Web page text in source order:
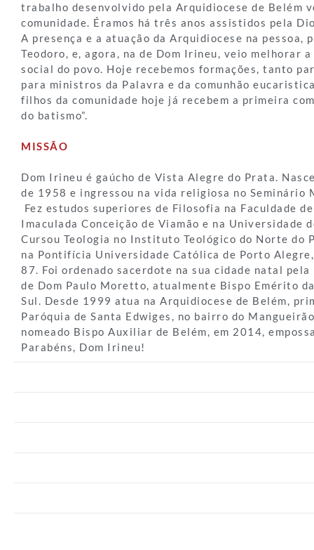
trabalho desenvolvido pela Arquidiocese de Belém
comunidade. Éramos há três anos assistidos pela
A presença e a atuação da Arquidiocese na pessoa,
Teodoro, e, agora, na de Dom Irineu, veio melhorar
social do povo. Hoje recebemos formações, tanto
para ministros da Palavra e da comunhão
filhos da comunidade hoje já recebem a primeira
do batismo”.
MISSÃO
Dom Irineu é gaúcho de Vista Alegre do Prata.
de 1958 e ingressou na vida religiosa no Seminário
Fez estudos superiores de Filosofia na Faculdade
Imaculada Conceição de Viamão e na Universidade
Cursou Teologia no Instituto Teológico do Norte do
na Pontifícia Universidade Católica de Porto
87. Foi ordenado sacerdote na sua cidade natal pela
de Dom Paulo Moretto, atualmente Bispo Emérito
Sul. Desde 1999 atua na Arquidiocese de Belém,
Paróquia de Santa Edwiges, no bairro do
nomeado Bispo Auxiliar de Belém, em 2014,
Parabéns, Dom Irineu!